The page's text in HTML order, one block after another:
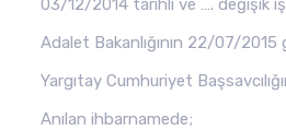
03/12/2014 tarihli ve …. değişik iş
Adalet Bakanlığının 22/07/2015
Yargıtay Cumhuriyet
Anılan ihbarnamede;